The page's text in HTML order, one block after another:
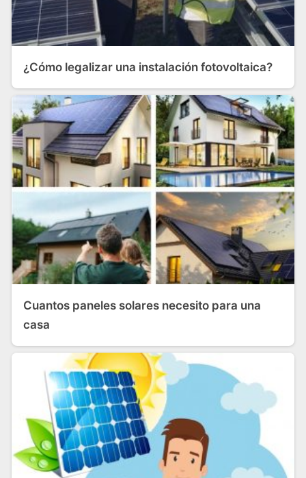
¿Cómo legalizar una instalación fotovoltaica?
Cuantos paneles solares necesito para una
casa